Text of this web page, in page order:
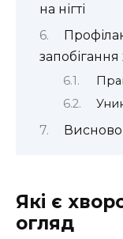
на нігті
запобігання
Які є
огляд